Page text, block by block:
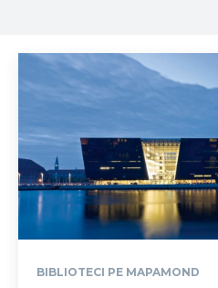
BIBLIOTECI PE MAPAMOND